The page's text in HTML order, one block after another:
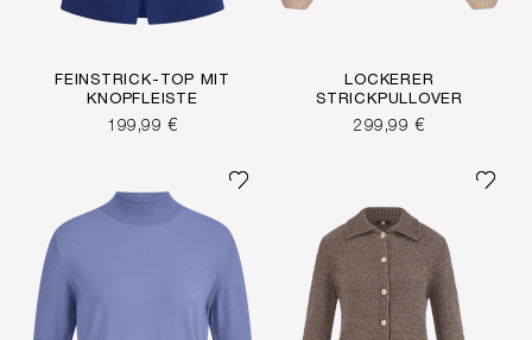
FEINSTRICK-TOP MIT
KNOPFLEISTE
199,99 €
LOCKERER
STRICKPULLOVER
299,99 €